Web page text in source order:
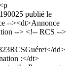
publié le
--><dt>Annonce
--> <!-- RCS -->
dd>
:</dt>